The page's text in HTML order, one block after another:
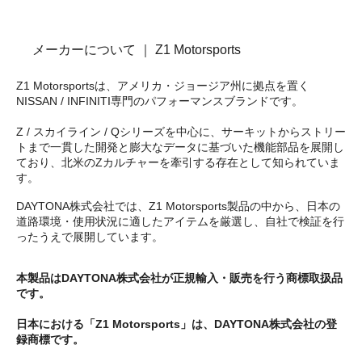
メーカーについて ｜ Z1 Motorsports
Z1 Motorsportsは、アメリカ・ジョージア州に拠点を置く
NISSAN / INFINITI専門のパフォーマンスブランドです。
Z / スカイライン / Qシリーズを中心に、サーキットからストリー
トまで一貫した開発と膨大なデータに基づいた機能部品を展開し
ており、北米のZカルチャーを牽引する存在として知られていま
す。
DAYTONA株式会社では、Z1 Motorsports製品の中から、日本の
道路環境・使用状況に適したアイテムを厳選し、自社で検証を行
ったうえで展開しています。
本製品はDAYTONA株式会社が正規輸入・販売を行う商標取扱品
です。
日本における「Z1 Motorsports」は、DAYTONA株式会社の登
録商標です。